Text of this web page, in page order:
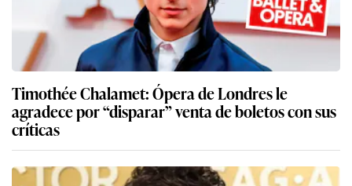
Timothée Chalamet: Ópera de Londres le
agradece por “disparar” venta de boletos con sus
críticas